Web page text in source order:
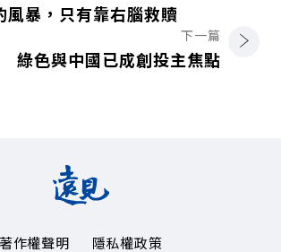
風暴，只有靠右腦救贖
下一篇
綠色與中國已成創投主焦點
著作權聲明 隱私權政策